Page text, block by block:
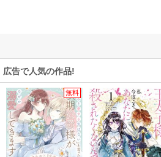
広告で人気の作品!
無料